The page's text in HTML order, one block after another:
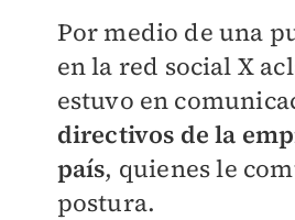
Por medio de una
en la red social X
estuvo en
directivos de la
país, quienes le
postura.